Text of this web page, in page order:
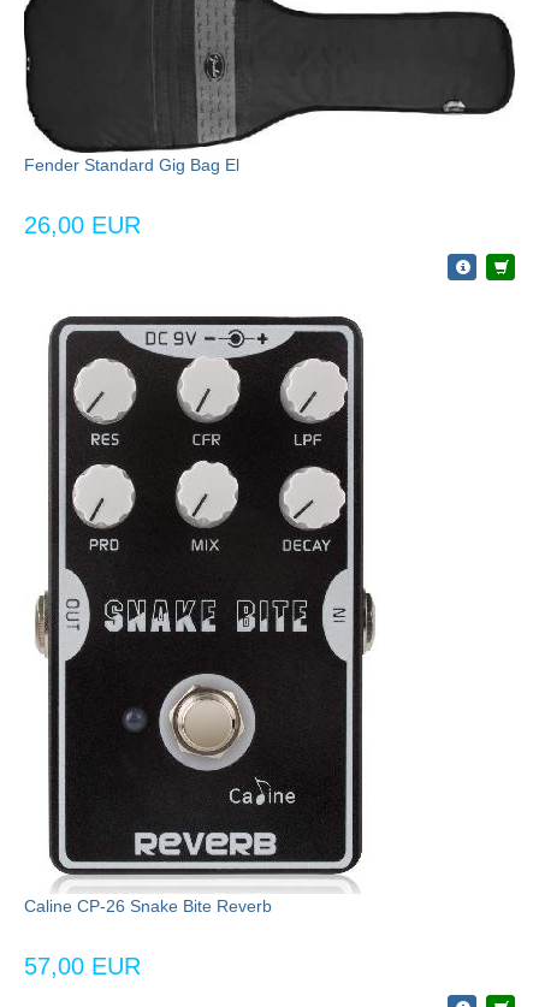
Fender Standard Gig Bag El
26,00 EUR
Caline CP-26 Snake Bite Reverb
57,00 EUR